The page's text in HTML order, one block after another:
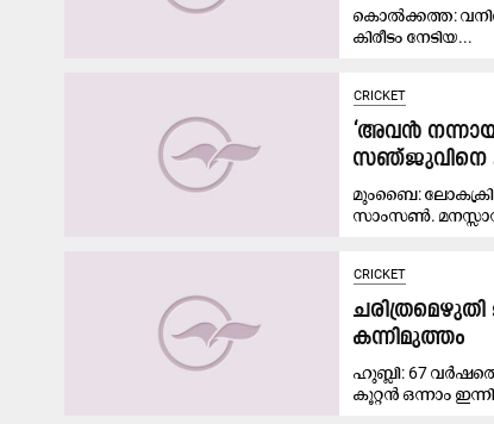
കൊൽക്കത്ത:
കിരീടം നേടിയ...
CRICKET
‘അവൻ
സഞ്ജുവിനെ
മുംബൈ:
സാംസൺ.
CRICKET
കന്നിമുത്തം
ഹുബ്ലി: 67
കൂറ്റൻ ഒന്നാം